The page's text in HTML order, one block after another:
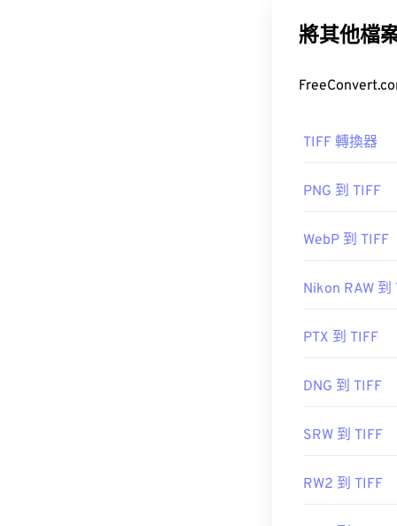
如何開啟
打開 TIFF 文
href="https://
為 Adobe公司
實用連結：
將其他檔
TIFF 轉換器
PNG 到 TIFF
WebP 到 TIFF
Nikon RAW 到
PTX 到 TIFF
DNG 到 TIFF
SRW 到 TIFF
RW2 到 TIFF